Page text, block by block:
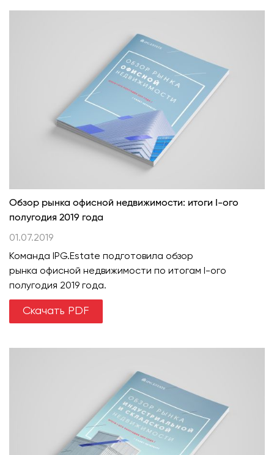
Обзор рынка офисной недвижимости: итоги I-ого
полугодия 2019 года
01.07.2019
Команда IPG.Estate подготовила обзор
рынка офисной недвижимости по итогам I-ого
полугодия 2019 года.
Скачать PDF